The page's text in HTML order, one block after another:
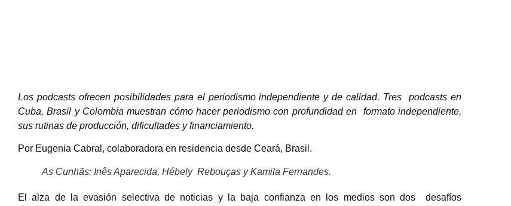
Los podcasts ofrecen posibilidades para el periodismo independiente y de calidad. Tres podcasts en
Cuba, Brasil y Colombia muestran cómo hacer periodismo con profundidad en formato independiente,
sus rutinas de producción, dificultades y financiamiento.
Por Eugenia Cabral, colaboradora en residencia desde Ceará, Brasil.
As Cunhãs: Inês Aparecida, Hébely Rebouças y Kamila Fernandes.
El alza de la evasión selectiva de noticias y la baja confianza en los medios son dos desafíos